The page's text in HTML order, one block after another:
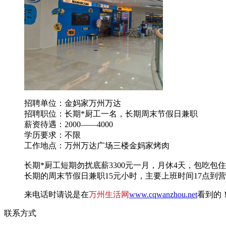
招聘单位：金妈家万州万达
招聘职位：长期*厨工一名，长期周末节假日兼职
薪资待遇：2000——4000
学历要求：不限
工作地点：万州万达广场三楼金妈家烤肉
长期*厨工短期勿扰底薪3300元一月，月休4天，包吃包住
长期的周末节假日兼职15元小时，主要上班时间17点到
来电话时请说是在万州生活网www.cqwanzhou.net看到的！
联系方式